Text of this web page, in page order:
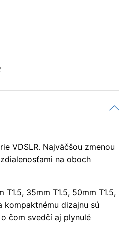
VDSLR. Najväčšou zmenou
na oboch
35mm T1.5, 50mm T1.5,
kompaktnému dizajnu sú
čom svedčí aj plynulé